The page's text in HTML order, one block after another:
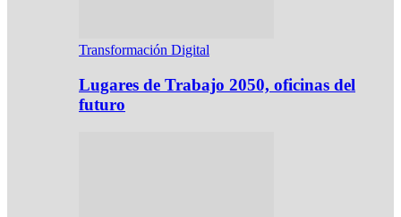
Transformación Digital
Lugares de Trabajo 2050, oficinas del
futuro